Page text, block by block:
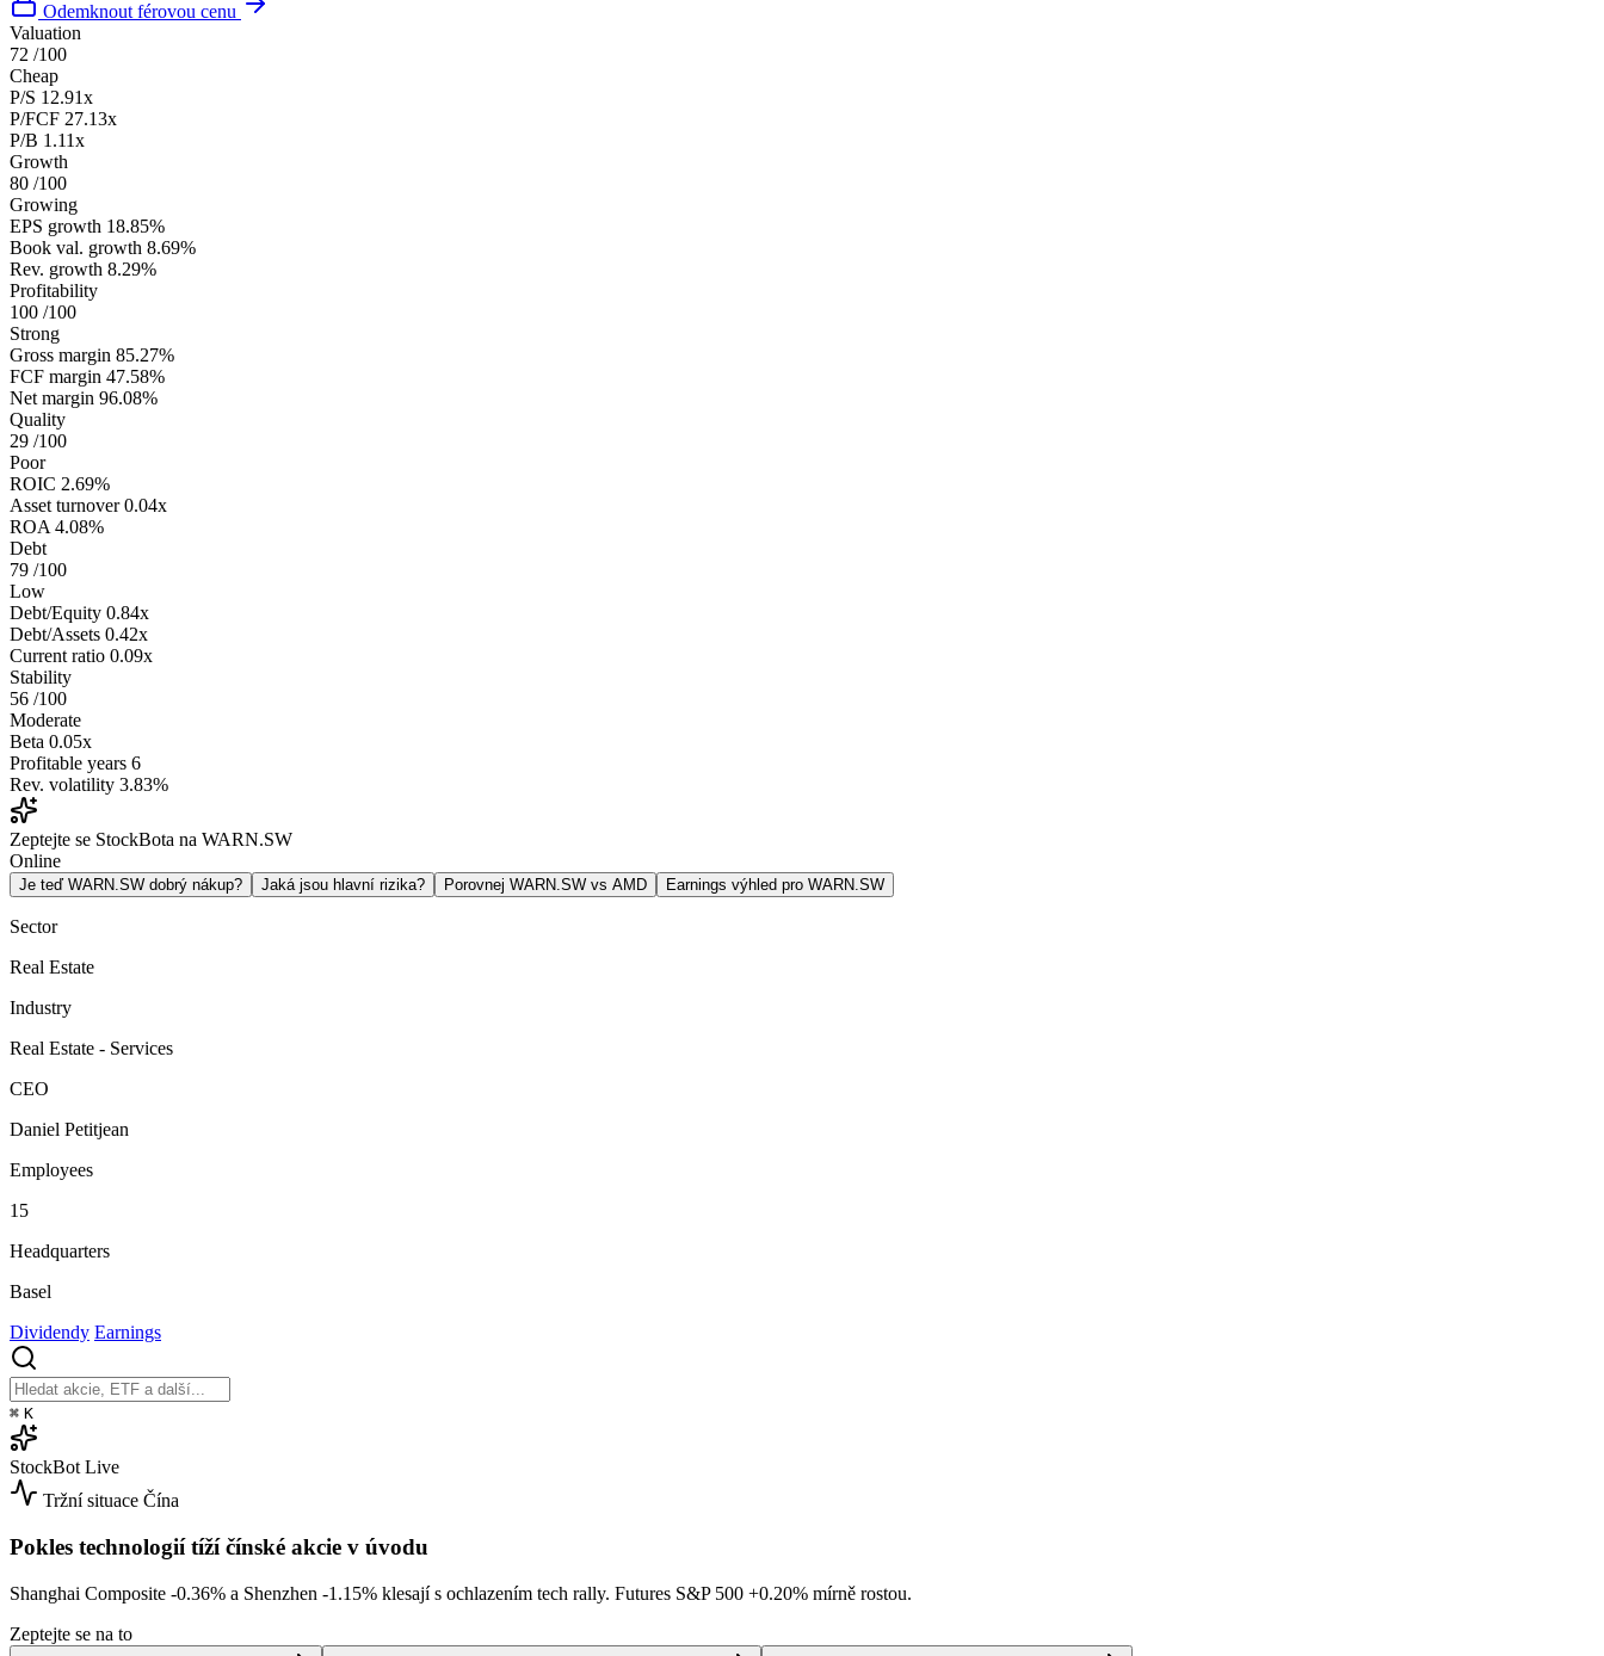
Odemknout férovou cenu
Valuation
72 /100
Cheap
P/S 12.91x
P/FCF 27.13x
P/B 1.11x
Growth
80 /100
Growing
EPS growth 18.85%
Book val. growth 8.69%
Rev. growth 8.29%
Profitability
100 /100
Strong
Gross margin 85.27%
FCF margin 47.58%
Net margin 96.08%
Quality
29 /100
Poor
ROIC 2.69%
Asset turnover 0.04x
ROA 4.08%
Debt
79 /100
Low
Debt/Equity 0.84x
Debt/Assets 0.42x
Current ratio 0.09x
Stability
56 /100
Moderate
Beta 0.05x
Profitable years 6
Rev. volatility 3.83%
Zeptejte se StockBota na WARN.SW
Online
Je teď WARN.SW dobrý nákup? Jaká jsou hlavní rizika? Porovnej WARN.SW vs AMD Earnings výhled pro WARN.SW
Sector
Real Estate
Industry
Real Estate - Services
CEO
Daniel Petitjean
Employees
15
Headquarters
Basel
Dividendy Earnings
⌘ K
StockBot Live
Tržní situace Čína
Pokles technologií tíží čínské akcie v úvodu
Shanghai Composite -0.36% a Shenzhen -1.15% klesají s ochlazením tech rally. Futures S&P 500 +0.20% mírně rostou.
Zeptejte se na to